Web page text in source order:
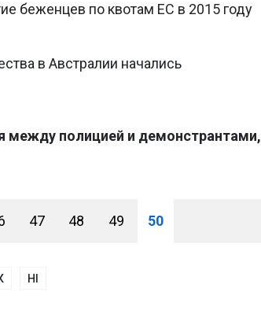
беженцев по квотам ЕС в 2015 году
в Австралии начались
между полицией и демонстрантами,
47 48 49 50
НІ